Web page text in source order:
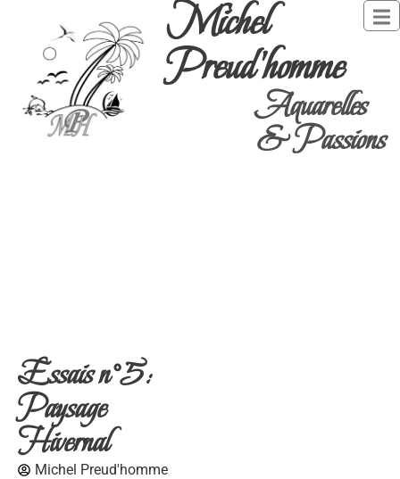
Michel
Preud'homme
Aquarelles
& Passions
Essais n°5:
Paysage
Hivernal
Michel Preud'homme